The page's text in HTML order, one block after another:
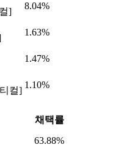
]
8.04%
1.63%
1.47%
컬]
1.10%
채택률
63.88%